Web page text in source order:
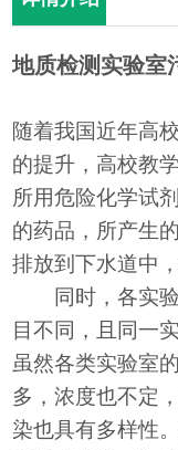
地质检测实验室
随着我国近年高
的提升，高校教
所用危险化学试
的药品，所产生
排放到下水道中
同时，各实验
目不同，且同一
虽然各类实验室
多，浓度也不定
染也具有多样性